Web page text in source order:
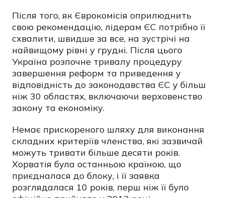
Після того, як Єврокомісія оприлюднить
свою рекомендацію, лідерам ЄС потрібно її
схвалити, швидше за все, на зустрічі на
найвищому рівні у грудні. Після цього
Україна розпочне тривалу процедуру
завершення реформ та приведення у
відповідність до законодавства ЄС у більш
ніж 30 областях, включаючи верховенство
закону та економіку.
Немає прискореного шляху для виконання
складних критеріїв членства, які зазвичай
можуть тривати більше десяти років.
Хорватія була останньою країною, що
приєдналася до блоку, і її заявка
розглядалася 10 років, перш ніж її було